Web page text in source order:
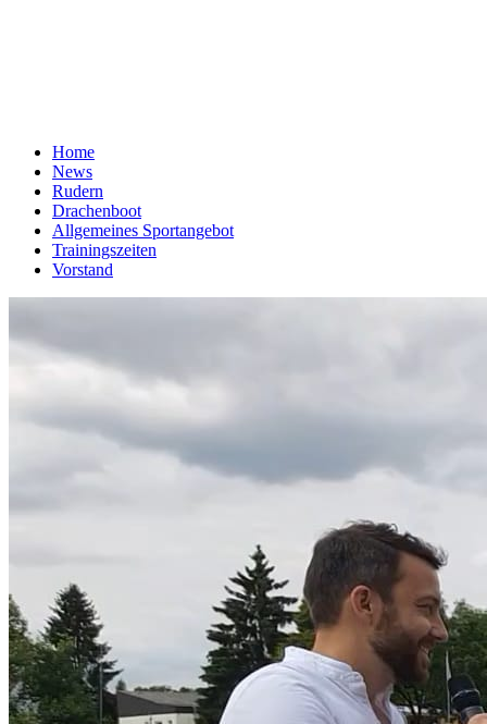
Home
News
Rudern
Drachenboot
Allgemeines Sportangebot
Trainingszeiten
Vorstand